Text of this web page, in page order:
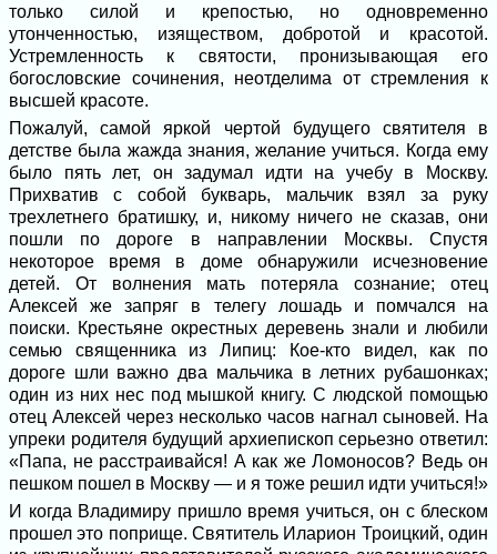
только силой и крепостью, но одновременно
утонченностью, изяществом, добротой и красотой.
Устремленность к святости, пронизывающая его
богословские сочинения, неотделима от стремления к
высшей красоте.
Пожалуй, самой яркой чертой будущего святителя в
детстве была жажда знания, желание учиться. Когда ему
было пять лет, он задумал идти на учебу в Москву.
Прихватив с собой букварь, мальчик взял за руку
трехлетнего братишку, и, никому ничего не сказав, они
пошли по дороге в направлении Москвы. Спустя
некоторое время в доме обнаружили исчезновение
детей. От волнения мать потеряла сознание; отец
Алексей же запряг в телегу лошадь и помчался на
поиски. Крестьяне окрестных деревень знали и любили
семью священника из Липиц: Кое-кто видел, как по
дороге шли важно два мальчика в летних рубашонках;
один из них нес под мышкой книгу. С людской помощью
отец Алексей через несколько часов нагнал сыновей. На
упреки родителя будущий архиепископ серьезно ответил:
«Папа, не расстраивайся! А как же Ломоносов? Ведь он
пешком пошел в Москву — и я тоже решил идти учиться!»
И когда Владимиру пришло время учиться, он с блеском
прошел это поприще. Святитель Иларион Троицкий, один